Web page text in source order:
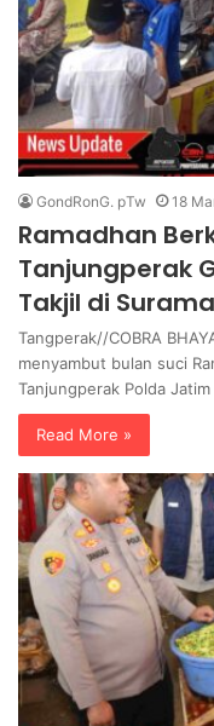
GondRonG. pTw 18
Ramadhan
Tanjungperak
Takjil di
Tangperak//COBRA
menyambut bulan suci
Tanjungperak Polda
Read More »